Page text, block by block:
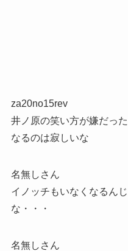
za20no15rev
井ノ原の笑い方が嫌だっ
なるのは寂しいな
名無しさん
イノッチもいなくなるん
な・・・
名無しさん